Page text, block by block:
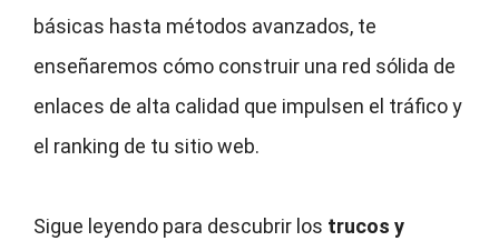
básicas hasta métodos avanzados, te
enseñaremos cómo construir una red sólida de
enlaces de alta calidad que impulsen el tráfico y
el ranking de tu sitio web.
Sigue leyendo para descubrir los trucos y